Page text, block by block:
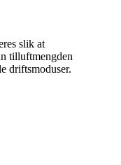
slik at
tilluftmengden
driftsmoduser.